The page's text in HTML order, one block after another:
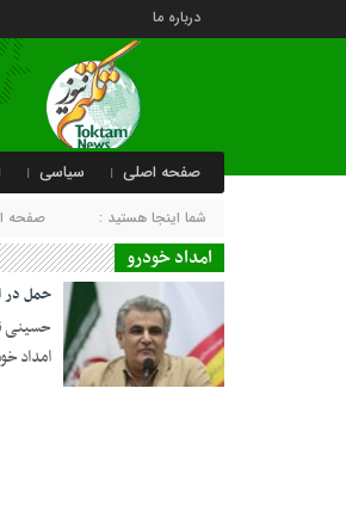
درباره ما
صفحه اصلی سیاسی
شما اینجا هستید : صفحه
امداد خودرو
08 اسفند 1403
حمل در
حسینی
امداد